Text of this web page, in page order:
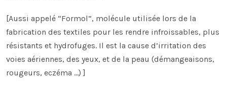
[Aussi appelé “Formol”, molécule utilisée lors de la
fabrication des textiles pour les rendre infroissables, plus
résistants et hydrofuges. Il est la cause d’irritation des
voies aériennes, des yeux, et de la peau (démangeaisons,
rougeurs, eczéma …) ]